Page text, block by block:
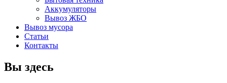
Аккумуляторы
Вывоз ЖБО
Вывоз мусора
Статьи
Контакты
Вы здесь